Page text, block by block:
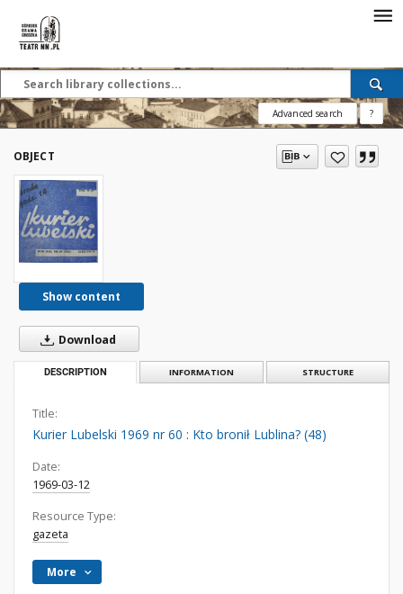
Advanced search ?
OBJECT
Show content
Download
DESCRIPTION INFORMATION STRUCTURE
Title:
Kurier Lubelski 1969 nr 60 : Kto bronił Lublina? (48)
Date:
1969-03-12
Resource Type:
gazeta
More